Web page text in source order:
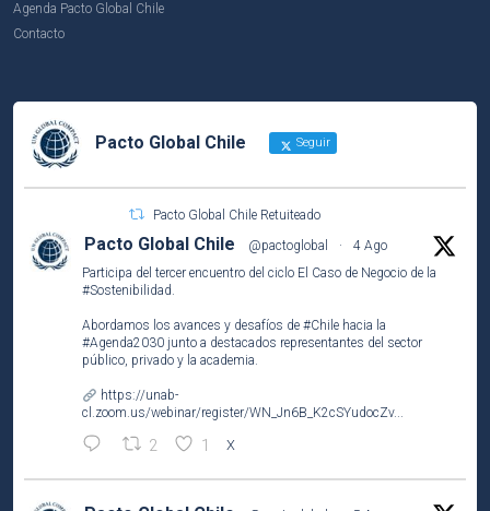
Agenda Pacto Global Chile
Contacto
Pacto Global Chile Seguir
Pacto Global Chile Retuiteado
Pacto Global Chile @pactoglobal ·
4 Ago
Participa del tercer encuentro del ciclo El Caso de Negocio de la
#Sostenibilidad.
Abordamos los avances y desafíos de #Chile hacia la
#Agenda2030 junto a destacados representantes del sector
público, privado y la academia.
https://unab-
cl.zoom.us/webinar/register/WN_Jn6B_K2cSYudocZv...
2 1 X